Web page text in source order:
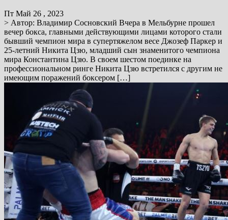
Пт Май 26 , 2023
> Автор: Владимир Сосновский Вчера в Мельбурне прошел
вечер бокса, главными действующими лицами которого стали
бывший чемпион мира в супертяжелом весе Джозеф Паркер и
25-летний Никита Цзю, младший сын знаменитого чемпиона
мира Константина Цзю. В своем шестом поединке на
профессиональном ринге Никита Цзю встретился с другим не
имеющим поражений боксером […]